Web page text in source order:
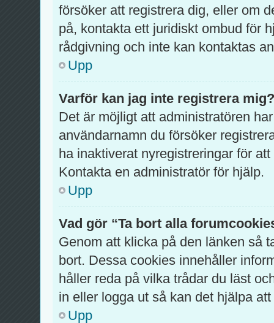
försöker att registrera dig, eller om
på, kontakta ett juridiskt ombud för
rådgivning och inte kan kontaktas
Upp
Varför kan jag inte registrera mig?
Det är möjligt att administratören
användarnamn du försöker
ha inaktiverat nyregistreringar för
Kontakta en administratör för hjälp.
Upp
Vad gör “Ta bort alla
Genom att klicka på den länken så
bort. Dessa cookies innehåller
håller reda på vilka trådar du läst
in eller logga ut så kan det hjälpa
Upp